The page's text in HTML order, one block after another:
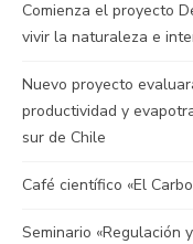
Comienza el proyecto
vivir la naturaleza e
Nuevo proyecto
productividad y
sur de Chile
Café científico «El
Seminario «Regulación